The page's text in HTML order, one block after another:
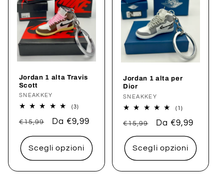
Jordan 1 alta Travis
Scott
Produttore:
SNEAKKEY
(3)3
totali
Prezzo
listino
€15,99
Prezzo
scontato
Da €9,99
Scegli opzioni
Jordan 1 alta per
Dior
Produttore:
SNEAKKEY
(1)1
totali
Prezzo
di
listino
€15,99
Prezzo
scontato
Da €9,99
Scegli opzioni